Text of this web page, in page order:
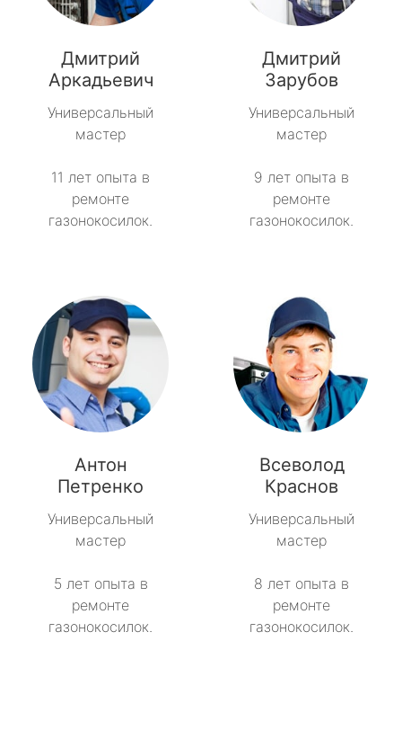
Дмитрий
Аркадьевич
Универсальный
мастер
11 лет опыта в
ремонте
газонокосилок.
Дмитрий
Зарубов
Универсальный
мастер
9 лет опыта в
ремонте
газонокосилок.
Антон
Петренко
Универсальный
мастер
5 лет опыта в
ремонте
газонокосилок.
Всеволод
Краснов
Универсальный
мастер
8 лет опыта в
ремонте
газонокосилок.